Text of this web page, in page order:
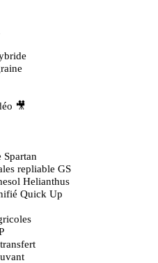
🎥
Spartan
repliable GS
Helianthus
Quick Up